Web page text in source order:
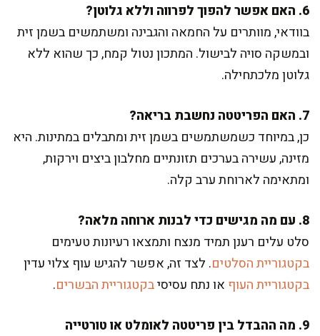
6. האם אפשר להפוך לפרווה וללא גלוטן?
בוודאי, מוותרים על החמאה והגבינה ומשתמשים בשמן זית
ובמשקה סויה לבישול. המתכון נטול קמח, כך שהוא ללא
גלוטן מלכתחילה.
7. האם הפריטטה נחשבת בריאה?
כן, במיוחד כשמשתמשים בשמן זית ומתבלים במתינות. היא
מזינה, עשירה בערכים תזונתיים מחלבון ביצים וירקות,
ומתאימה לארוחת ערב קלה.
8. עם מה מגישים כדי לבנות ארוחה מלאה?
סלט עלים רענן תמיד מנצח ותמצאו רעיונות טעימים
בקטגוריית הסלטים. לצד זה, אפשר להגיש עוף צלוי עדין
בקטגוריית העוף או נתח עסיסיבקטגוריית הבשרים.
9. מה ההבדל בין פריטטה לאומלט או טורטייה